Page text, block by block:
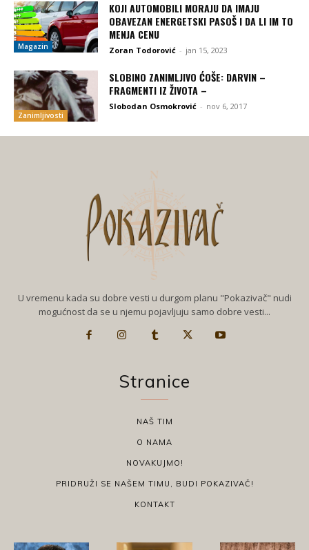
Magazin
KOJI AUTOMOBILI MORAJU DA IMAJU
OBAVEZAN ENERGETSKI PASOŠ I DA LI IM TO
MENJA CENU
Zoran Todorović - jan 15, 2023
Zanimljivosti
SLOBINO ZANIMLJIVO ĆOŠE: DARVIN –
FRAGMENTI IZ ŽIVOTA –
Slobodan Osmokrović - nov 6, 2017
U vremenu kada su dobre vesti u durgom planu "Pokazivač" nudi
mogućnost da se u njemu pojavljuju samo dobre vesti...
Stranice
NAŠ TIM
O NAMA
NOVAKUJMO!
PRIDRUŽI SE NAŠEM TIMU, BUDI POKAZIVAČ!
KONTAKT